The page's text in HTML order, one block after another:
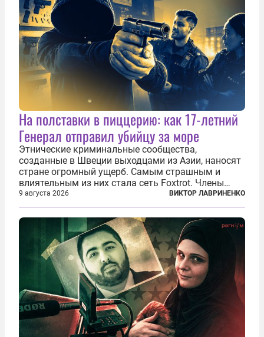
На полставки в пиццерию: как 17-летний
Генерал отправил убийцу за море
Этнические криминальные сообщества,
созданные в Швеции выходцами из Азии, наносят
стране огромный ущерб. Самым страшным и
влиятельным из них стала сеть Foxtrot. Члены
этой сети не только убивают и грабят шведов,
подсаживают их на наркотики, но и совершают
нечто еще даже более страшное — массово...
9 августа 2026 ВИКТОР ЛАВРИНЕНКО